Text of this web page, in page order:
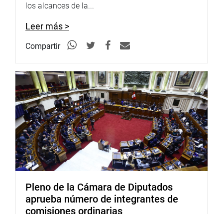
los alcances de la...
Leer más >
Compartir
Pleno de la Cámara de Diputados
aprueba número de integrantes de
comisiones ordinarias